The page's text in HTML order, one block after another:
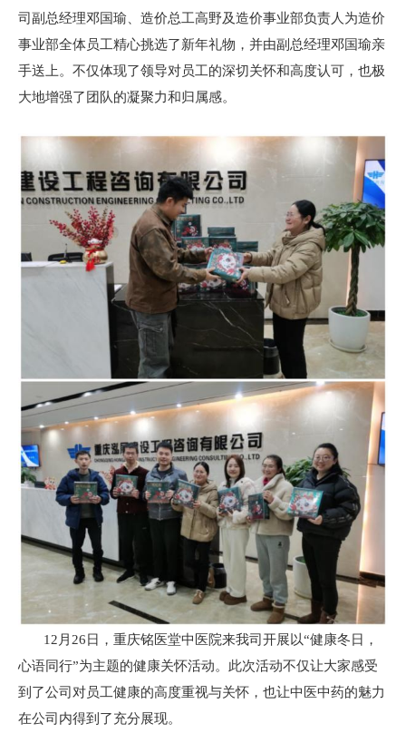
司副总经理邓国瑜、造价总工高野及造价事业部负责人为造价
事业部全体员工精心挑选了新年礼物，并由副总经理邓国瑜亲
手送上。不仅体现了领导对员工的深切关怀和高度认可，也极
大地增强了团队的凝聚力和归属感。
12月26日，重庆铭医堂中医院来我司开展以“健康冬日，
心语同行”为主题的健康关怀活动。此次活动不仅让大家感受
到了公司对员工健康的高度重视与关怀，也让中医中药的魅力
在公司内得到了充分展现。